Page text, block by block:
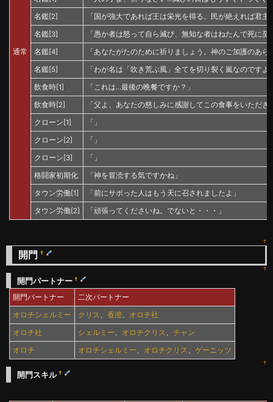
通常
名鑑[2] 「国が強大であれば王は栄光を得る。民が絶えれば君主
名鑑[3] 「愚か者は怒って自ら滅び、無知な者はねたんで死に至
名鑑[4] 「あなたがたのために祈りましょう。神のご加護のあ
名鑑[5] 「わが名は「吹き荒ぶ風」全てを切り裂く嵐なのですよ
飲食時[1] 「これは…最後の晩餐ですか？」
飲食時[2] 「父よ、あなたの慈しみに感謝してこの食事をいただき
クローン[1] 「」
クローン[2] 「」
クローン[3] 「」
格闘家初期化 「神を冒涜する気ですかね」
タウン労働[1] 「前にサボった人はもう天に召されましたよ」
タウン労働[2] 「頑張ってくださいね。でないと・・・」
↑
開門 †
↑
開門パートナー †
開門パートナー 二次パートナー
オロチシェルミー クリス、 香澄、 オロチ社
オロチ社 シェルミー、 オロチクリス、 チャン
オロチ オロチシェルミー、 オロチクリス、 ゲーニッツ
↑
開門スキル†